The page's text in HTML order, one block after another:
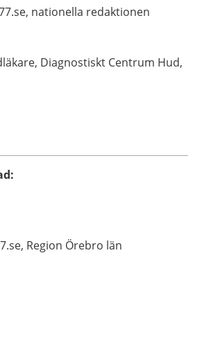
nationella redaktionen
Diagnostiskt Centrum Hud,
:
Region Örebro län